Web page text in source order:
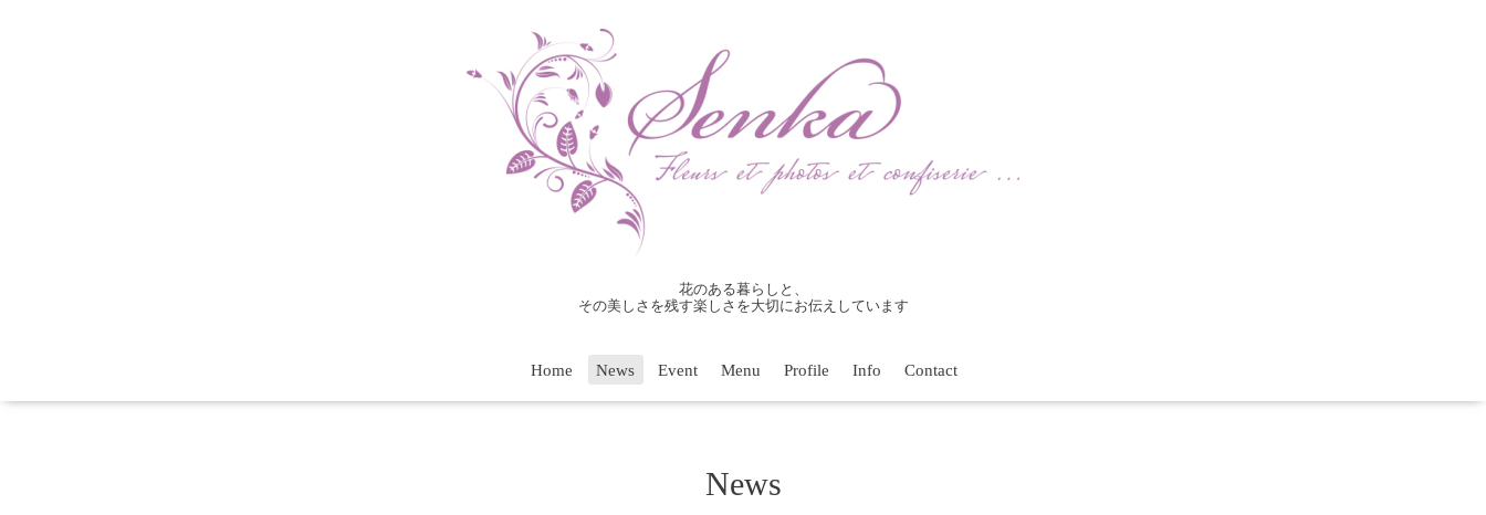
花のある暮らしと、
その美しさを残す楽しさを大切にお伝えしています
Home News Event Menu Profile Info Contact
News